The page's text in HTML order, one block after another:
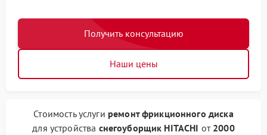
Получить консультацию
Наши цены
Стоимость услуги ремонт фрикционного диска
для устройства снегоуборщик HITACHI от 2000